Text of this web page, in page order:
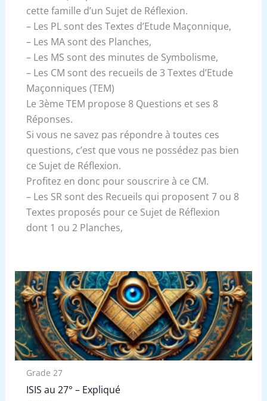
cette famille d’un Sujet de Réflexion.
– Les PL sont des Textes d’Etude Maçonnique,
– Les MA sont des Planches,
– Les MS sont des minutes de Symbolisme,
– Les CM sont des recueils de 3 Textes d’Etude
Maçonniques (TEM)
Le 3ème TEM propose 8 Questions et ses 8
Réponses.
Si vous ne savez pas répondre à toutes ces
questions, c’est que vous ne possédez pas bien
ce Sujet de Réflexion.
Profitez en donc pour souscrire à ce CM.
– Les SR sont des Recueils qui proposent 7 ou 8
Textes proposés pour ce Sujet de Réflexion
dont 1 ou 2 Planches,
Grade 27
ISIS au 27° – Expliqué